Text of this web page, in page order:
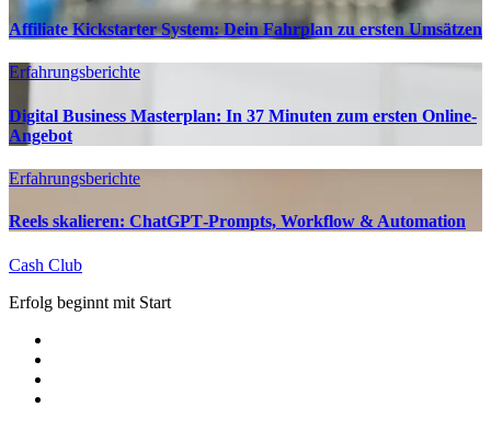
Affiliate Kickstarter System: Dein Fahrplan zu ersten Umsätzen
Erfahrungsberichte
Digital Business Masterplan: In 37 Minuten zum ersten Online-
Angebot
Erfahrungsberichte
Reels skalieren: ChatGPT‑Prompts, Workflow & Automation
Cash Club
Erfolg beginnt mit Start